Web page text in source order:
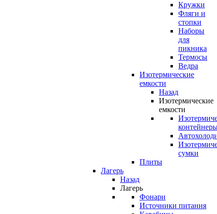
Кружки
Фляги и
стопки
Наборы
для
пикника
Термосы
Ведра
Изотермические
емкости
Назад
Изотермические
емкости
сумки
Плиты
Лагерь
Назад
Лагерь
Фонари
Источники питания